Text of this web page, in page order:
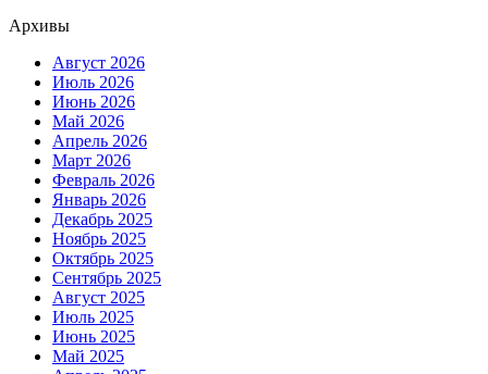
Архивы
Август 2026
Июль 2026
Июнь 2026
Май 2026
Апрель 2026
Март 2026
Февраль 2026
Январь 2026
Декабрь 2025
Ноябрь 2025
Октябрь 2025
Сентябрь 2025
Август 2025
Июль 2025
Июнь 2025
Май 2025